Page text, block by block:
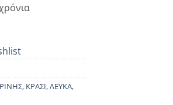
, ΚΡΑΣΙ,ΛΕΥΚΑ,